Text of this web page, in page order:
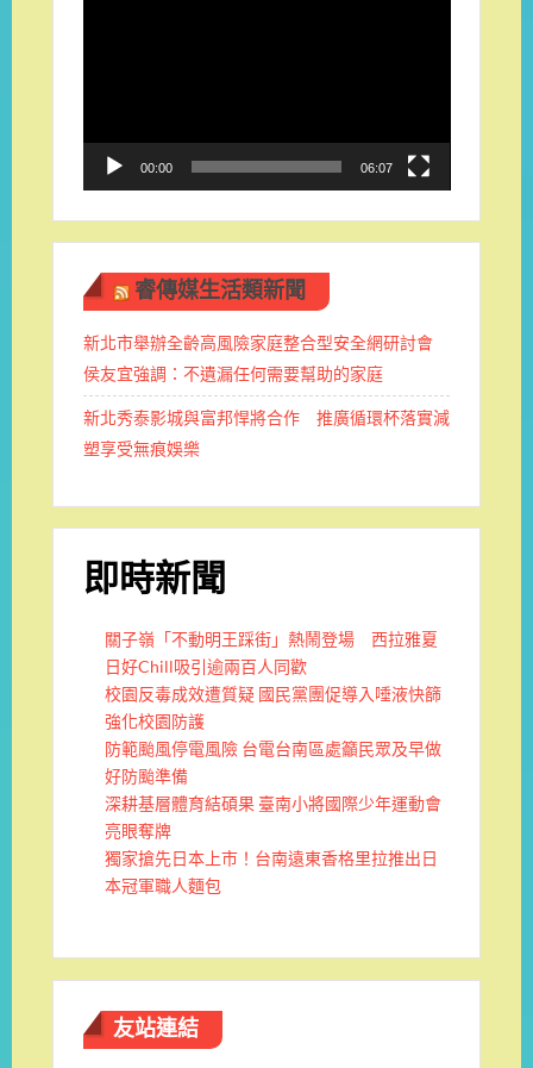
00:00 06:07
睿傳媒生活類新聞
新北市舉辦全齡高風險家庭整合型安全網研討會
侯友宜強調：不遺漏任何需要幫助的家庭
新北秀泰影城與富邦悍將合作 推廣循環杯落實減
塑享受無痕娛樂
即時新聞
關子嶺「不動明王踩街」熱鬧登場 西拉雅夏
日好Chill吸引逾兩百人同歡
校園反毒成效遭質疑 國民黨團促導入唾液快篩
強化校園防護
防範颱風停電風險 台電台南區處籲民眾及早做
好防颱準備
深耕基層體育結碩果 臺南小將國際少年運動會
亮眼奪牌
獨家搶先日本上市！台南遠東香格里拉推出日
本冠軍職人麵包
友站連結